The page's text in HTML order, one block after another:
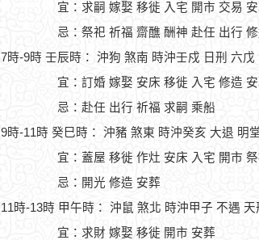
宜：求嗣 嫁娶 移徙 入宅 開市 交易
忌：祭祀 祈福 齋醮 酬神 赴任 出行
7時-9時 壬辰時： 沖狗 煞南 時沖壬戍 日刑 六戊
宜：訂婚 嫁娶 安床 移徙 入宅 修造
忌：赴任 出行 祈福 求嗣 乘船
9時-11時 癸巳時： 沖豬 煞東 時沖癸亥 大退 明
宜：蓋屋 移徙 作灶 安床 入宅 開市
忌：開光 修造 安葬
11時-13時 甲午時： 沖鼠 煞北 時沖甲子 不遇 天
宜：求財 嫁娶 移徙 開市 安葬